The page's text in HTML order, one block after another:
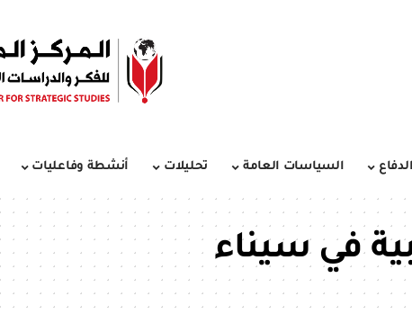
السياسات العامة تحليلات أنشطة وفاعليات
في سيناء